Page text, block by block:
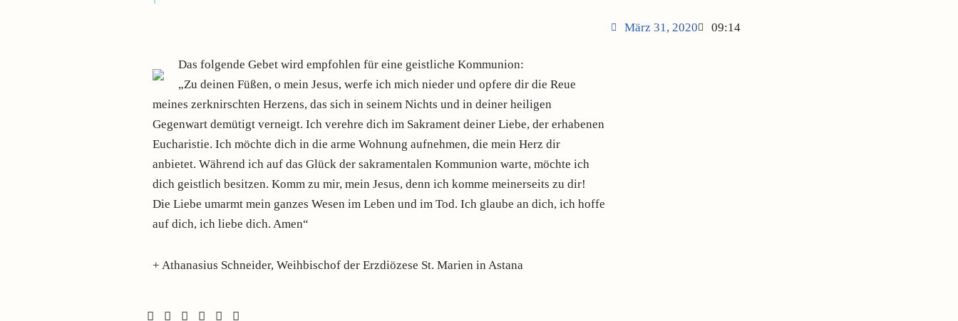
März 31, 2020 09:14
Das folgende Gebet wird empfohlen für eine geistliche Kommunion:
„Zu deinen Füßen, o mein Jesus, werfe ich mich nieder und opfere dir die Reue
meines zerknirschten Herzens, das sich in seinem Nichts und in deiner heiligen
Gegenwart demütigt verneigt. Ich verehre dich im Sakrament deiner Liebe, der erhabenen
Eucharistie. Ich möchte dich in die arme Wohnung aufnehmen, die mein Herz dir
anbietet. Während ich auf das Glück der sakramentalen Kommunion warte, möchte ich
dich geistlich besitzen. Komm zu mir, mein Jesus, denn ich komme meinerseits zu dir!
Die Liebe umarmt mein ganzes Wesen im Leben und im Tod. Ich glaube an dich, ich hoffe
auf dich, ich liebe dich. Amen“
+ Athanasius Schneider, Weihbischof der Erzdiözese St. Marien in Astana